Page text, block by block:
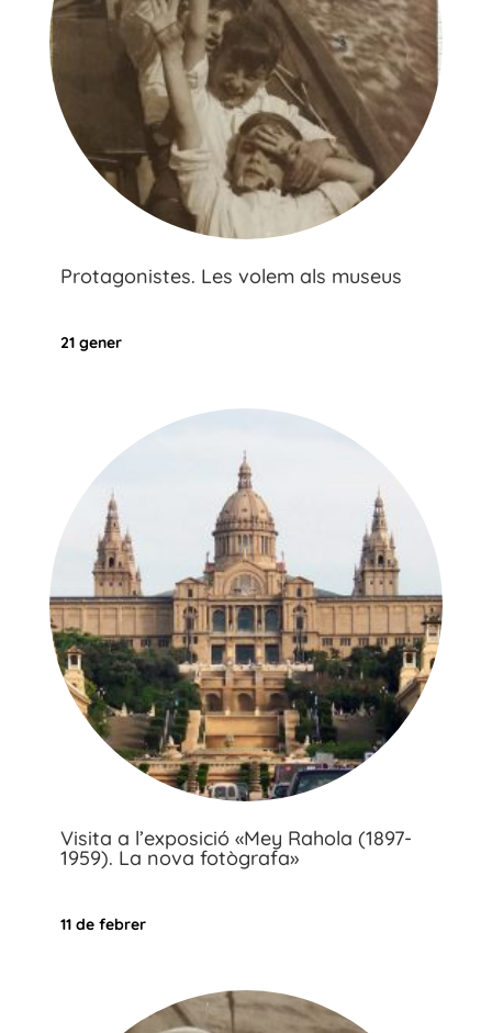
Protagonistes. Les volem als museus
21 gener
Visita a l’exposició «Mey Rahola (1897-
1959). La nova fotògrafa»
11 de febrer